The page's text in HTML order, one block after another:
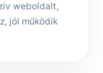
weboldalt,
jól működik